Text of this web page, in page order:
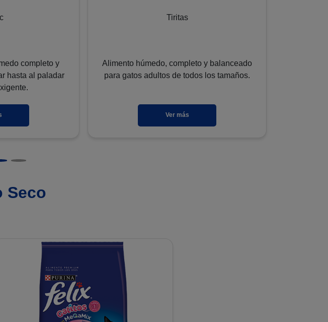
completo y
hasta al paladar
Tiritas
Alimento húmedo, completo y balanceado
para gatos adultos de todos los tamaños.
Ver más
Seco